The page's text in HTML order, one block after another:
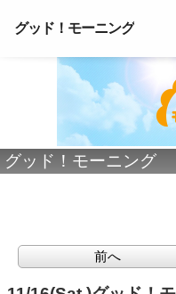
グッド！モーニング
グッド！モーニング
前へ